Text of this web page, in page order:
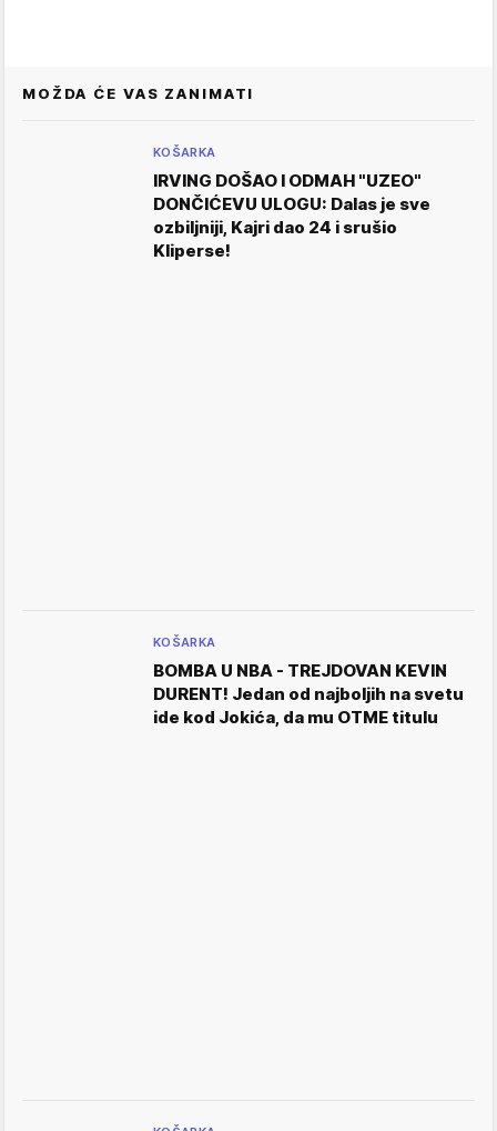
MOŽDA ĆE VAS ZANIMATI
KOŠARKA
IRVING DOŠAO I ODMAH "UZEO"
DONČIĆEVU ULOGU: Dalas je sve
ozbiljniji, Kajri dao 24 i srušio
Kliperse!
KOŠARKA
BOMBA U NBA - TREJDOVAN KEVIN
DURENT! Jedan od najboljih na svetu
ide kod Jokića, da mu OTME titulu